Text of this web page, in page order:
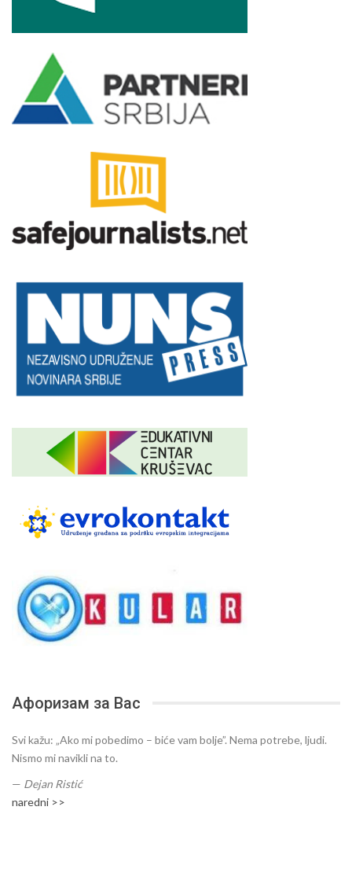
Афоризам за Вас
Svi kažu: „Ako mi pobedimo – biće vam bolje”. Nema potrebe, ljudi.
Nismo mi navikli na to.
— Dejan Ristić
naredni >>